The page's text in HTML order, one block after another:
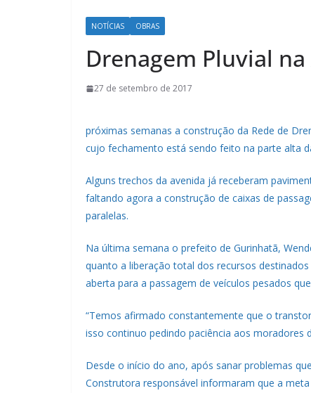
NOTÍCIAS OBRAS
Drenagem Pluvial
27 de setembro de 2017
próximas semanas a construção da Rede de
cujo fechamento está sendo feito na parte alta
Alguns trechos da avenida já receberam
faltando agora a construção de caixas de
paralelas.
Na última semana o prefeito de Gurinhatã,
quanto a liberação total dos recursos
aberta para a passagem de veículos pesados
“Temos afirmado constantemente que o
isso continuo pedindo paciência aos moradores
Desde o início do ano, após sanar problemas
Construtora responsável informaram que a